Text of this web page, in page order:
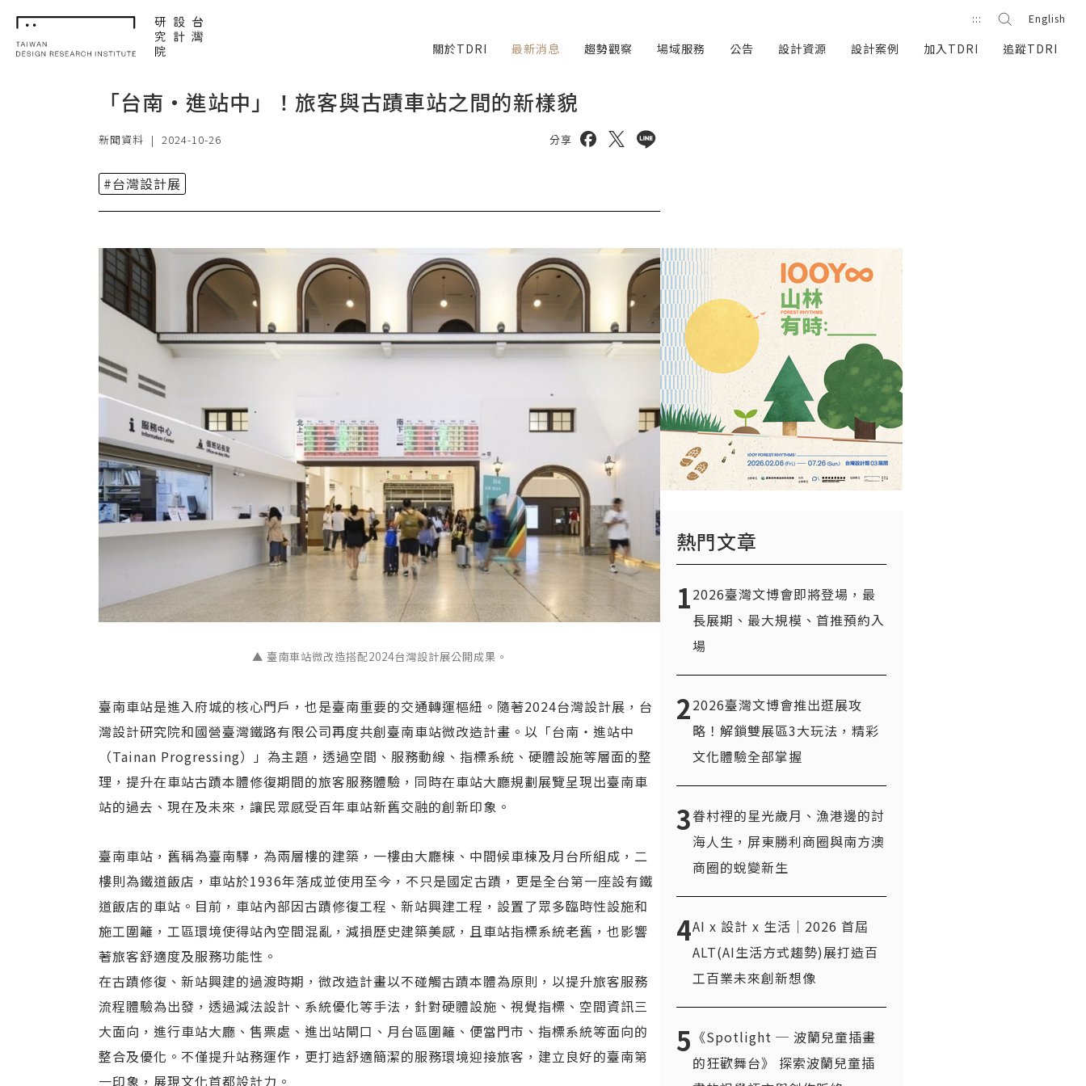
TDRI ::: 站內搜尋
搜尋按鈕
English
關於TDRI 最新消息 趨勢觀察 場域服務 公告 設計資源 設計案例 加入TDRI 追蹤TDRI
「台南・進站中」！旅客與古蹟車站之間的新樣貌
新聞資料 | 2024-10-26 分享 分享到 facebook
分享到 twitter
分享到 line
#台灣設計展
▲ 臺南車站微改造搭配2024台灣設計展公開成果。
臺南車站是進入府城的核心門戶，也是臺南重要的交通轉運樞紐。隨著2024台灣設計展，台
灣設計研究院和國營臺灣鐵路有限公司再度共創臺南車站微改造計畫。以「台南・進站中
（Tainan Progressing）」為主題，透過空間、服務動線、指標系統、硬體設施等層面的整
理，提升在車站古蹟本體修復期間的旅客服務體驗，同時在車站大廳規劃展覽呈現出臺南車
站的過去、現在及未來，讓民眾感受百年車站新舊交融的創新印象。
臺南車站，舊稱為臺南驛，為兩層樓的建築，一樓由大廳棟、中間候車棟及月台所組成，二
樓則為鐵道飯店，車站於1936年落成並使用至今，不只是國定古蹟，更是全台第一座設有鐵
道飯店的車站。目前，車站內部因古蹟修復工程、新站興建工程，設置了眾多臨時性設施和
施工圍籬，工區環境使得站內空間混亂，減損歷史建築美感，且車站指標系統老舊，也影響
著旅客舒適度及服務功能性。
在古蹟修復、新站興建的過渡時期，微改造計畫以不碰觸古蹟本體為原則，以提升旅客服務
流程體驗為出發，透過減法設計、系統優化等手法，針對硬體設施、視覺指標、空間資訊三
大面向，進行車站大廳、售票處、進出站閘口、月台區圍籬、便當門市、指標系統等面向的
整合及優化。不僅提升站務運作，更打造舒適簡潔的服務環境迎接旅客，建立良好的臺南第
一印象，展現文化首都設計力。
熱門文章
12026臺灣文博會即將登場，最
長展期、最大規模、首推預約入
場
22026臺灣文博會推出逛展攻
略！解鎖雙展區3大玩法，精彩
文化體驗全部掌握
3眷村裡的星光歲月、漁港邊的討
海人生，屏東勝利商圈與南方澳
商圈的蛻變新生
4AI x 設計 x 生活｜2026 首屆
ALT(AI生活方式趨勢)展打造百
工百業未來創新想像
5 《Spotlight ─ 波蘭兒童插畫
的狂歡舞台》 探索波蘭兒童插